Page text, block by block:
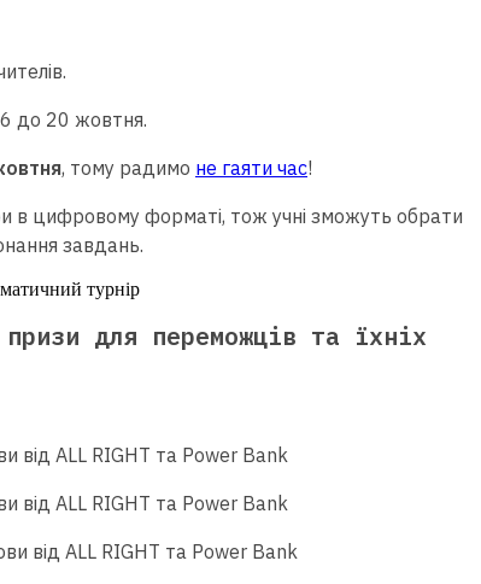
до 20 жовтня.
, тому радимо не гаяти час!
в цифровому форматі, тож учні зможуть обрати
завдань.
для переможців та їхніх
від ALL RIGHT та Power Bank
від ALL RIGHT та Power Bank
від ALL RIGHT та Power Bank